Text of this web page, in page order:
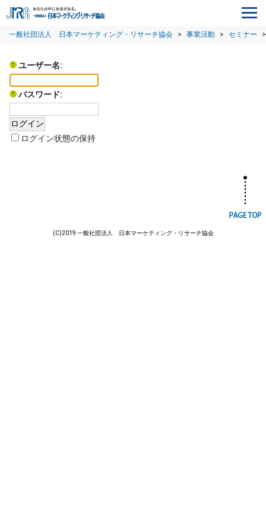
一般社団法人 日本マーケティング・リサーチ協会 > 事業活動 > セミナー >
ユーザー名:
パスワード:
ログイン状態の保持
(C)2019 一般社団法人 日本マーケティング・リサーチ協会